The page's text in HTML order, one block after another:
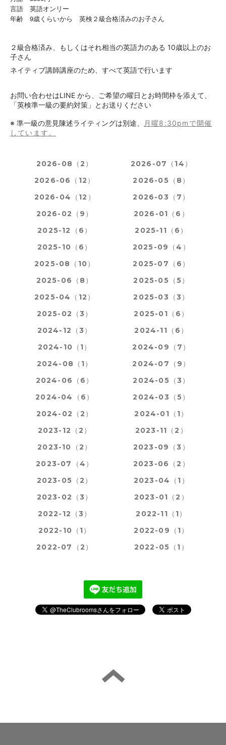
言語　英語オンリー
年齢　9歳くらいから　英検２級合格済みのお子さん
２級合格済み、もしくはそれ相当の英語力のある 10歳以上のお
子さん
ネイティブ講師講座のため、すべて英語で行います
お問い合わせはLINE から、ご希望の曜日とお時間枠を添えて、
「英検準一級の要約対策」とお送りください
※ 準一級の意見陳述ライティングは別途、
月曜8:30pmで開催
しています。
2026-08（2）
2026-07（14）
2026-06（12）
2026-05（8）
2026-04（12）
2026-03（7）
2026-02（9）
2026-01（6）
2025-12（6）
2025-11（6）
2025-10（6）
2025-09（4）
2025-08（10）
2025-07（6）
2025-06（8）
2025-05（5）
2025-04（12）
2025-03（3）
2025-02（3）
2025-01（6）
2024-12（3）
2024-11（6）
2024-10（1）
2024-09（7）
2024-08（1）
2024-07（9）
2024-06（6）
2024-05（3）
2024-04（6）
2024-03（5）
2024-02（2）
2024-01（1）
2023-12（2）
2023-11（2）
2023-10（2）
2023-09（3）
2023-07（4）
2023-06（2）
2023-05（2）
2023-04（1）
2023-02（3）
2023-01（2）
2022-12（3）
2022-11（1）
2022-10（1）
2022-09（1）
2022-07（2）
2022-05（1）